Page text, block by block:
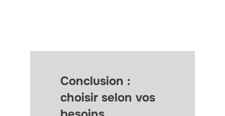
Conclusion :
choisir selon vos